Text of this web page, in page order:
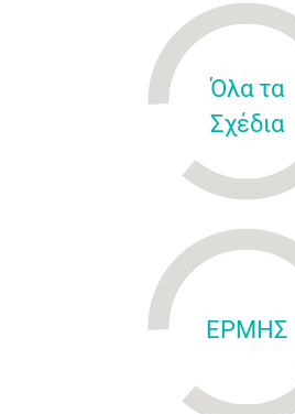
Όλα τα
Σχέδια
ΕΡΜΗΣ